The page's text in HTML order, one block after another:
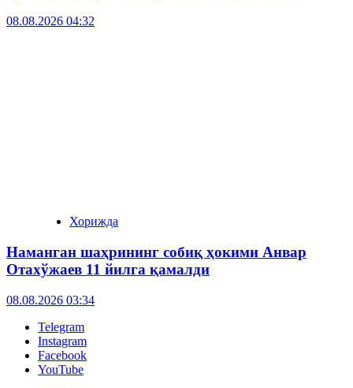
08.08.2026 04:32
Хорижда
Наманган шаҳрининг собиқ ҳокими Анвар
Отахўжаев 11 йилга қамалди
08.08.2026 03:34
Telegram
Instagram
Facebook
YouTube